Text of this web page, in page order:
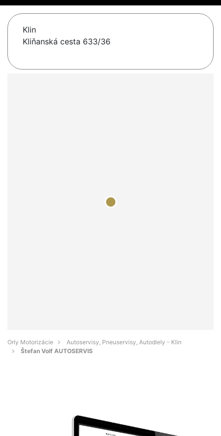
Klin
Kliňanská cesta 633/36
Orly Motorizácie
Autoservisy, Pneuservisy, Autodiely - Klin
Štefan Volf AUTOSERVIS